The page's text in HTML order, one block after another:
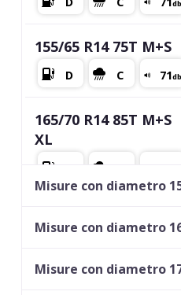
155/65 R14 75T M+S
165/70 R14 85T M+S
XL
Misure con diametro
Misure con diametro
Misure con diametro